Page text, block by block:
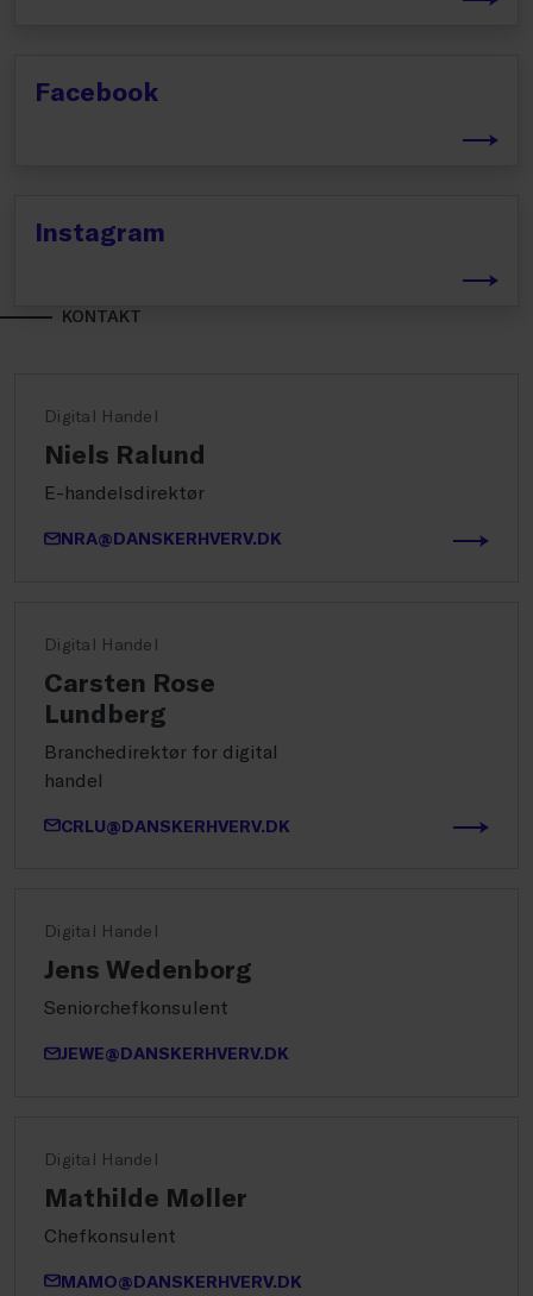
Facebook
Instagram
KONTAKT
Digital Handel
Niels Ralund
E-handelsdirektør
NRA@DANSKERHVERV.DK
Digital Handel
Carsten Rose
Lundberg
Branchedirektør for digital
handel
CRLU@DANSKERHVERV.DK
Digital Handel
Jens Wedenborg
Seniorchefkonsulent
JEWE@DANSKERHVERV.DK
Digital Handel
Mathilde Møller
Chefkonsulent
MAMO@DANSKERHVERV.DK